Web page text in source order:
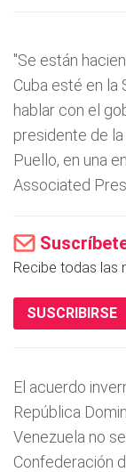
"Se están
Cuba esté en la
hablar con el
presidente de
Puello, en una
Associated
Recibe todas las
SUSCRIBIRSE
El acuerdo
República
Venezuela no
Confederación